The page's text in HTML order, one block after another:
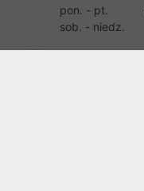
pon. - pt.
sob. - niedz.